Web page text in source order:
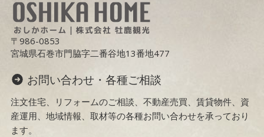
〒986-0853
宮城県石巻市門脇字二番谷地13番地477
お問い合わせ・各種ご相談
注文住宅、リフォームのご相談、不動産売買、賃貸物件、資
産運用、地域情報、取材等の各種お問い合わせを承っており
ます。